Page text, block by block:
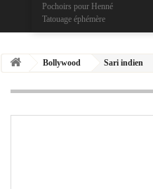
Pochoirs pour Henné
Tatouage éphémère
Bollywood Sari indien